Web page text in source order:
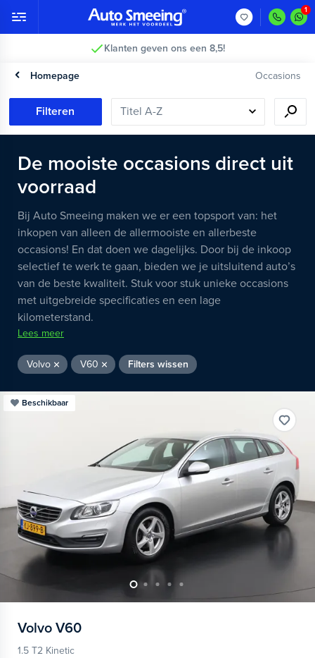
Klanten geven ons een 8,5!
Homepage Occasions
Filteren
De mooiste occasions direct uit
voorraad
Bij Auto Smeeing maken we er een topsport van: het
inkopen van alleen de allermooiste en allerbeste
occasions! En dat doen we dagelijks. Door bij de inkoop
selectief te werk te gaan, bieden we je uitsluitend auto’s
van de beste kwaliteit. Stuk voor stuk unieke occasions
met uitgebreide specificaties en een lage
kilometerstand.
Lees meer
Volvo V60 Filters wissen
Beschikbaar
Volvo V60
1.5 T2 Kinetic